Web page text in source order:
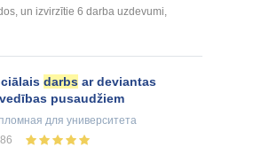
un izvirzītie 6 darba uzdevumi,
darbs ar deviantas
pusaudžiem
для университета
86